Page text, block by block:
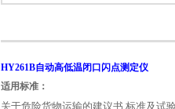
HY261B自动高低温闭口闪点测定仪
适用标准：
关于危险货物运输的建议书.标准及试